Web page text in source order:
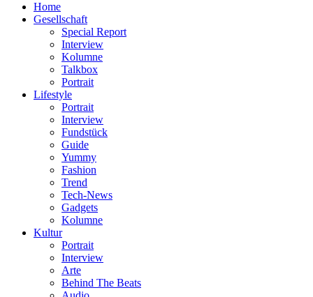
Home
Gesellschaft
Special Report
Interview
Kolumne
Talkbox
Portrait
Lifestyle
Portrait
Interview
Fundstück
Guide
Yummy
Fashion
Trend
Tech-News
Gadgets
Kolumne
Kultur
Portrait
Interview
Arte
Behind The Beats